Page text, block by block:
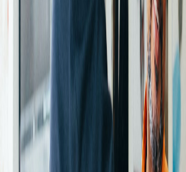
empresa consiga las metas que se ha propuesto,
deseos de los consumidores; y a desarrollar
aptos para el mercado. Asimismo, el Ministerio
Ganadería de El Salvador (s. f.), en su Manual
que el mercadeo son todos los procesos
vender nuestros productos en el mercado.
Actualmente, las empresas en distintas áreas
aseguradoras, veterinarias, universidades u
serie de estrategias para captar una parte más
Por lo tanto, el buen mercadeo de la mano de
llegar más rápido a los consumidores, tomando
factores intrínsecos al mercadeo como es el
comportamiento del consumidor, el estudio del
de compra y los avances en tecnología que
y obligan a dar un giro para poder atender las